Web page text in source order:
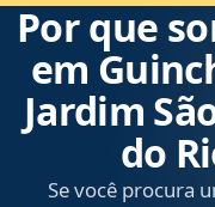
Por que
em
Jardim
do
Se você procura